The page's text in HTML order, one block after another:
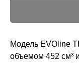
Модель EVOline
объемом 452 см³